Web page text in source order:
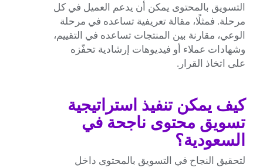
التسويق بالمحتوى يمكن أن يدعم العميل في كل
مرحلة. فمثلًا، مقالة تعريفية تساعده في مرحلة
الوعي، مقارنة بين المنتجات تساعده في التقييم،
وشهادات عملاء أو فيديوهات إرشادية تحفّزه
على اتخاذ القرار.
كيف يمكن تنفيذ استراتيجية
تسويق محتوى ناجحة في
السعودية؟
لتحقيق النجاح في التسويق بالمحتوى داخل